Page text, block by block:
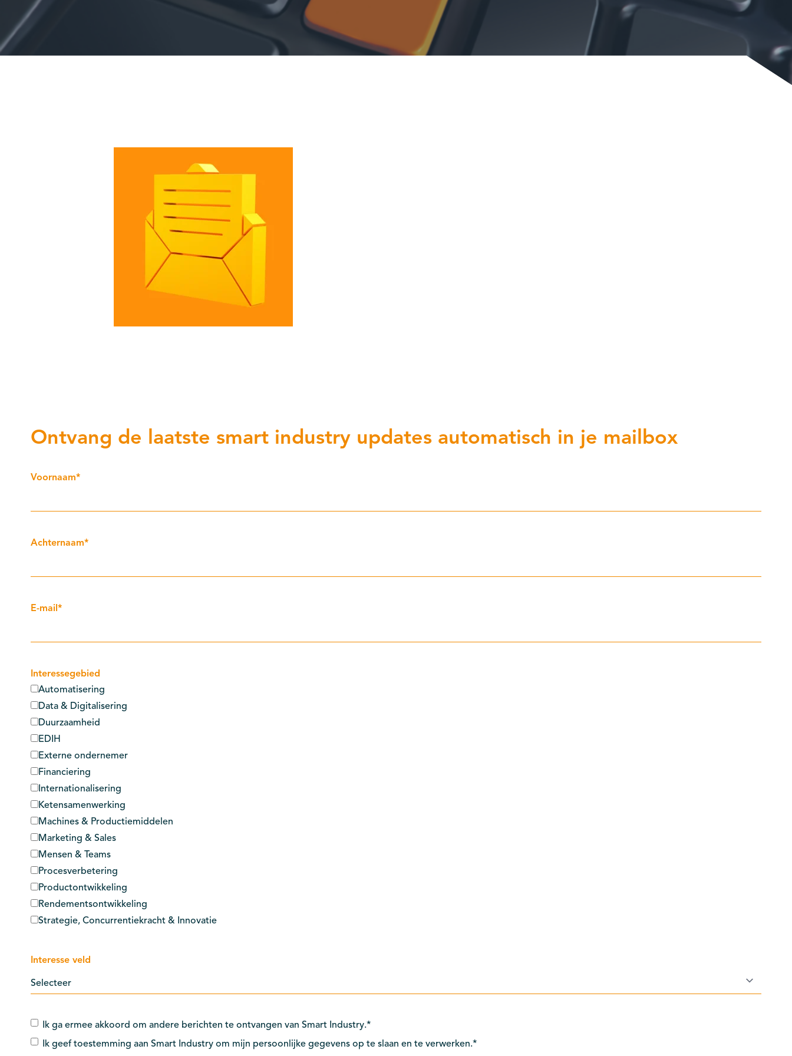
Ontvang de laatste smart industry updates automatisch in je mailbox
Voornaam*
Achternaam*
E-mail*
Interessegebied
Automatisering
Data & Digitalisering
Duurzaamheid
EDIH
Externe ondernemer
Financiering
Internationalisering
Ketensamenwerking
Machines & Productiemiddelen
Marketing & Sales
Mensen & Teams
Procesverbetering
Productontwikkeling
Rendementsontwikkeling
Strategie, Concurrentiekracht & Innovatie
Interesse veld
Ik ga ermee akkoord om andere berichten te ontvangen van Smart Industry.*
Ik geef toestemming aan Smart Industry om mijn persoonlijke gegevens op te slaan en te verwerken.*